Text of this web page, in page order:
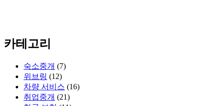
카테고리
숙소중개 (7)
위브링 (12)
차량 서비스 (16)
취업중개 (21)